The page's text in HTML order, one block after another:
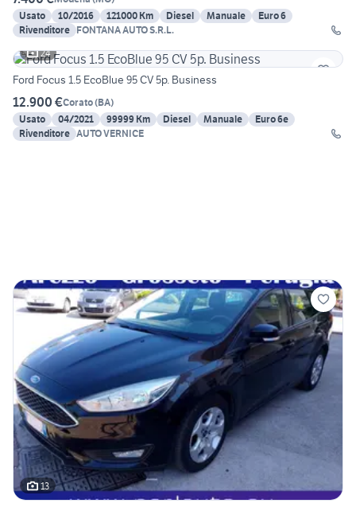
Usato
10/2016 121000 Km Diesel Manuale
Euro 6
Rivenditore FONTANA AUTO S.R.L.
24
Ford Focus 1.5 EcoBlue 95 CV 5p. Business
12.900 €Corato(BA)
Usato
04/2021 99999 Km Diesel Manuale
Euro 6e
Rivenditore AUTO VERNICE
13